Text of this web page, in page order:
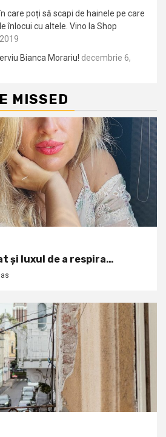
care poți să scapi de hainele pe care
înlocui cu altele. Vino la Shop
Bianca Morariu! decembrie 6,
MISSED
și luxul de a respira…